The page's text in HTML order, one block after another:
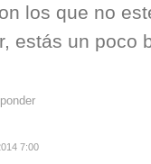
los que no
estás un poco
7:00